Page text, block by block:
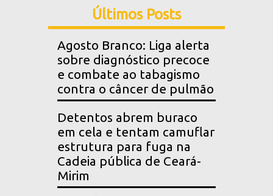
Últimos Posts
Agosto Branco: Liga alerta
sobre diagnóstico precoce
e combate ao tabagismo
contra o câncer de pulmão
Detentos abrem buraco
em cela e tentam camuflar
estrutura para fuga na
Cadeia pública de Ceará-
Mirim